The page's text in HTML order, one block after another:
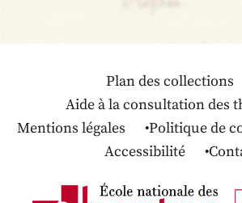
Plan des collections
Aide à la consultation des
Mentions légales
Politique de
Accessibilité